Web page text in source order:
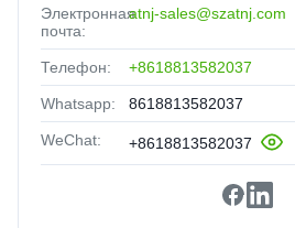
Электронная
почта:
atnj-sales@szatnj.com
Телефон: +8618813582037
Whatsapp: 8618813582037
WeChat: +8618813582037